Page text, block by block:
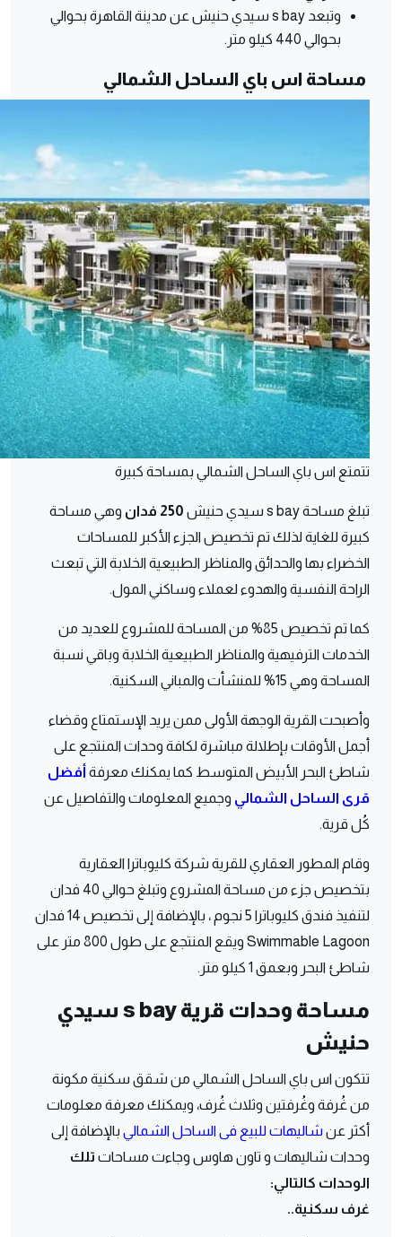
وتبعد s bay سيدي حنيش عن مدينة القاهرة بحوالي
بحوالي 440 كيلو متر.
مساحة اس باي الساحل الشمالي
تتمتع اس باي الساحل الشمالي بمساحة كبيرة
تبلغ مساحة s bay سيدي حنيش
وهي مساحة
كبيرة للغاية لذلك تم تخصيص الجزء الأكبر للمساحات
الخضراء بها والحدائق والمناظر الطبيعية الخلابة التي تبعث
الراحة النفسية والهدوء لعملاء وساكني المول.
كما تم تخصيص 85% من المساحة للمشروع للعديد من
الخدمات الترفيهية والمناظر الطبيعية الخلابة وباقي نسبة
المساحة وهي 15% للمنشأت والمباني السكنية.
وأصبحت القرية الوجهة الأولى ممن يريد الإستمتاع وقضاء
أجمل الأوقات بإطلالة مباشرة لكافة وحدات المنتجع على
شاطئ البحر الأبيض المتوسط كما يمكنك معرفة أفضل
قرى الساحل الشمالي وجميع المعلومات والتفاصيل عن
كُل قرية.
وقام المطور العقاري للقرية شركة كليوباترا العقارية
بتخصيص جزء من مساحة المشروع وتبلغ حوالي 40 فدان
لتنفيذ فندق كليوباترا 5 نجوم ، بالإضافة إلى تخصيص 14 فدان
Swimmable Lagoon ويقع المنتجع على طول 800 متر على
شاطئ البحر وبعمق 1 كيلو متر.
مساحة وحدات قرية s bay سيدي
حنيش
تتكون اس باي الساحل الشمالي من شقق سكنية مكونة
من غُرفة وغُرفتين وثلاث غُرف، ويمكنك معرفة معلومات
أكثر عن شاليهات للبيع فى الساحل الشمالي بالإضافة إلى
وحدات شاليهات و تاون هاوس وجاءت مساحات تلك
الوحدات كالتالي:
غرف سكنية..